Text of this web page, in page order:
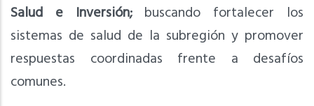
Salud e Inversión; buscando fortalecer los
sistemas de salud de la subregión y promover
respuestas coordinadas frente a desafíos
comunes.